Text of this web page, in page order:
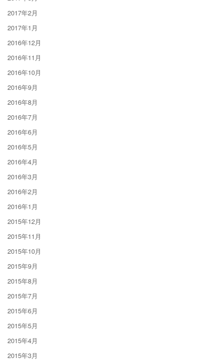
2017年2月
2017年1月
2016年12月
2016年11月
2016年10月
2016年9月
2016年8月
2016年7月
2016年6月
2016年5月
2016年4月
2016年3月
2016年2月
2016年1月
2015年12月
2015年11月
2015年10月
2015年9月
2015年8月
2015年7月
2015年6月
2015年5月
2015年4月
2015年3月